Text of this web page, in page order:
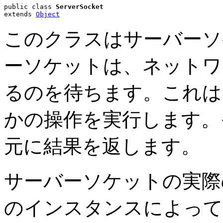
public class ServerSocket
extends Object
このクラスはサーバー
ーソケットは、ネット
るのを待ちます。これ
かの操作を実行します
元に結果を返します。
サーバーソケットの実
のインスタンスによっ